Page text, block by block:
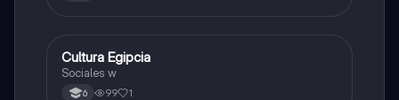
Sociales/Historia
Cultura Egipcia
Sociales w
6 99 1